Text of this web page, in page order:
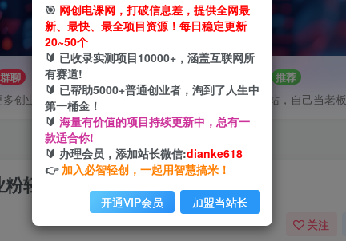
群聊
创业项目路子。
推荐
搭建同款网站，自己当老板
粉轻松转化，单价高收益简单
关注
🎯 网创电课网，打破信息差，提供全网最
新、最快、最全项目资源！每日稳定更新
20~50个
🔰 已收录实测项目10000+，涵盖互联网所
有赛道!
🔰 已帮助5000+普通创业者，淘到了人生中
第一桶金！
🔰 海量有价值的项目持续更新中，总有一
款适合你!
🔰 办理会员，添加站长微信:dianke618
👉 加入必智轻创，一起用智慧搞米！
开通VIP会员 加盟当站长